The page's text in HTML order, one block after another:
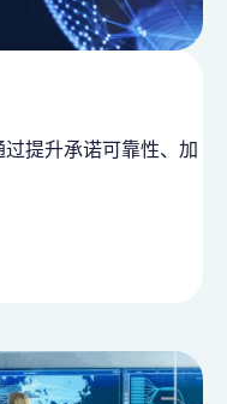
提升承诺可靠性、加